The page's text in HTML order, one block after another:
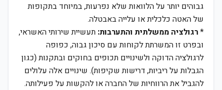
גבוהים יותר על הלוואות שלא נפרעות, במיוחד בתקופות
של האטה כלכלית או עלייה באבטלה.
*רגולציה ממשלתית והתערבות: תעשיית שירותי האשראי,
ובפרט זו המשרתת לקוחות עם סיכון גבוה, כפופה
לרגולציה הדוקה ולשינויים תכופים בחוקים ובתקנות (כגון
הגבלות על ריביות, דרישות שקיפות). שינויים אלה עלולים
להגביל את הרווחיות של החברה או להקשות על פעילותה.